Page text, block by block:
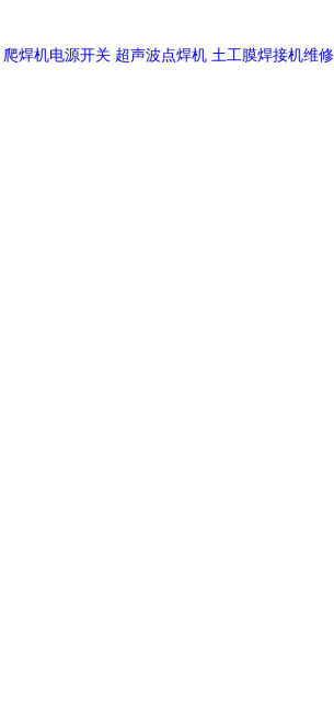
爬焊机电源开关 超声波点焊机 土工膜焊接机维修